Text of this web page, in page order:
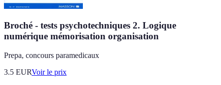
Broché - tests psychotechniques 2. Logique
numérique mémorisation organisation
Prepa, concours paramedicaux
3.5 EURVoir le prix